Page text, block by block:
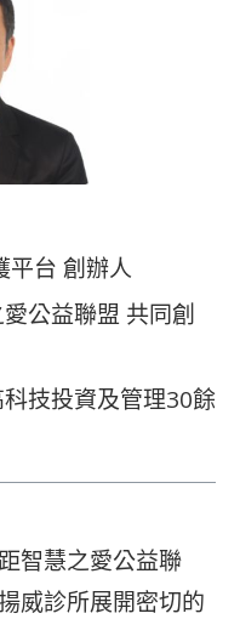
平台 創辦人
公益聯盟 共同創
技投資及管理30餘
智慧之愛公益聯
威診所展開密切的